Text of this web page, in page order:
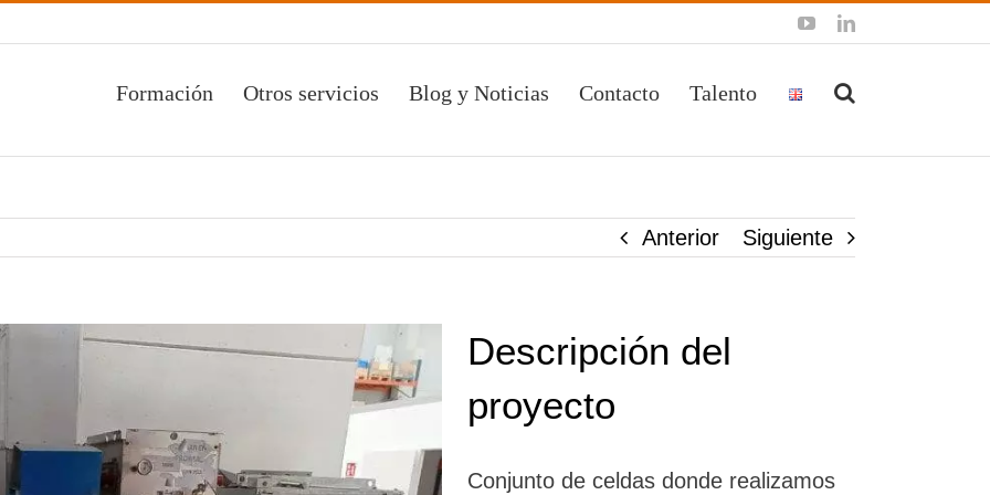
YouTubeLinkedIn
Formación Otros servicios Blog y Noticias Contacto Talento
Anterior Siguiente
Descripción del
proyecto
Conjunto de celdas donde realizamos